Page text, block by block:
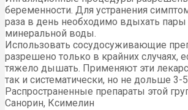
беременности. Для устранения
раза в день необходимо вдыхать пары
минеральной воды.
Использовать сосудосуживающие
разрешено только в крайних случаях,
тяжело дышать. Применяют эти
так и систематически, но не дольше 3-
Распространенные препараты этой
Санорин, Ксимелин